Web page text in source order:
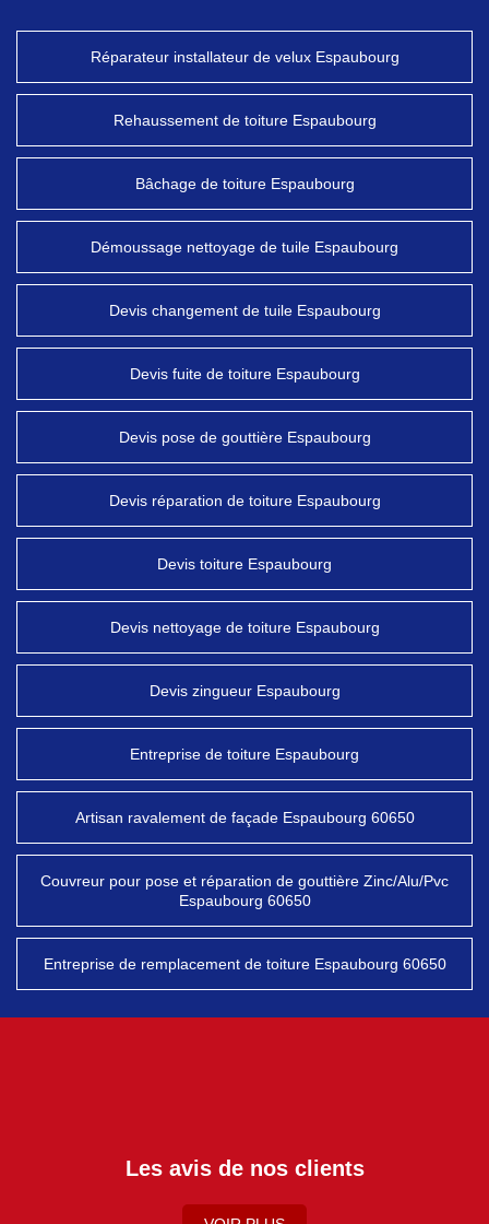
Réparateur installateur de velux Espaubourg
Rehaussement de toiture Espaubourg
Bâchage de toiture Espaubourg
Démoussage nettoyage de tuile Espaubourg
Devis changement de tuile Espaubourg
Devis fuite de toiture Espaubourg
Devis pose de gouttière Espaubourg
Devis réparation de toiture Espaubourg
Devis toiture Espaubourg
Devis nettoyage de toiture Espaubourg
Devis zingueur Espaubourg
Entreprise de toiture Espaubourg
Artisan ravalement de façade Espaubourg 60650
Couvreur pour pose et réparation de gouttière Zinc/Alu/Pvc
Espaubourg 60650
Entreprise de remplacement de toiture Espaubourg 60650
Les avis de nos clients